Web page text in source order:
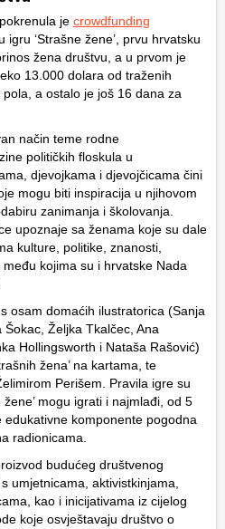
je crowdfunding
igru ‘Strašne žene’, prvu hrvatsku
žena društvu, a u prvom je
13.000 dolara od traženih
a ostalo je još 16 dana za
način teme rodne
političkih floskula u
djevojkama i djevojčicama čini
mogu biti inspiracija u njihovom
zanimanja i školovanja.
upoznaje sa ženama koje su dale
kulture, politike, znanosti,
kojima su i hrvatske Nada
osam domaćih ilustratorica (Sanja
Željka Tkalčec, Ana
Hollingsworth i Nataša Rašović)
žena’ na kartama, te
Perišem. Pravila igre su
mogu igrati i najmlađi, od 5
komponente pogodna
radionicama.
budućeg društvenog
umjetnicama, aktivistkinjama,
kao i inicijativama iz cijelog
koje osvještavaju društvo o